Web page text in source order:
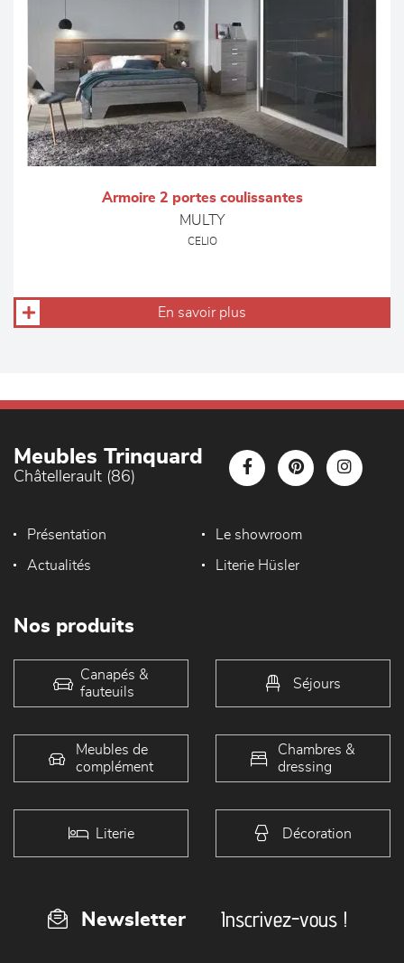
Armoire 2 portes coulissantes
MULTY
CELIO
En savoir plus
Meubles Trinquard
Châtellerault (86)
Présentation Le showroom
Actualités Literie Hüsler
Nos produits
Canapés &
fauteuils
Séjours
Meubles de
complément
Chambres &
dressing
Literie Décoration
Newsletter Inscrivez-vous !